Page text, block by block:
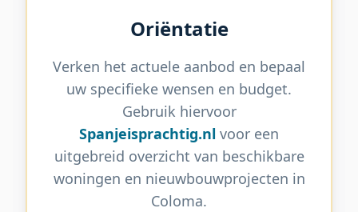
Oriëntatie
Verken het actuele aanbod en bepaal
uw specifieke wensen en budget.
Gebruik hiervoor
Spanjeisprachtig.nl voor een
uitgebreid overzicht van beschikbare
woningen en nieuwbouwprojecten in
Coloma.